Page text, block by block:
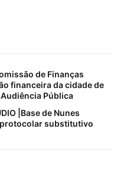
de Finanças
financeira da cidade de
Pública
|Base de Nunes
protocolar substitutivo